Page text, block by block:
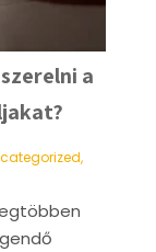
a
,